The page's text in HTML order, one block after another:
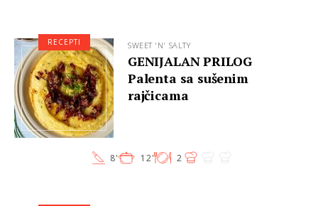
SWEET 'N' SALTY
GENIJALAN PRILOG
Palenta sa sušenim
rajčicama
8' 12' 2
RECEPTI